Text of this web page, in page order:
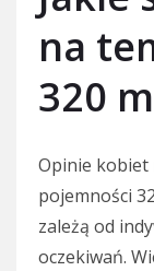
na
320
Opinie kobiet
pojemności
zależą od
oczekiwań.